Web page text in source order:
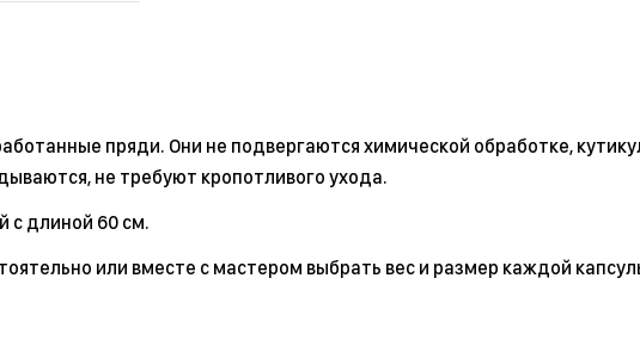
пряди. Они не подвергаются химической обработке,
не требуют кропотливого ухода.
с длиной 60 см.
или вместе с мастером выбрать вес и размер каждой